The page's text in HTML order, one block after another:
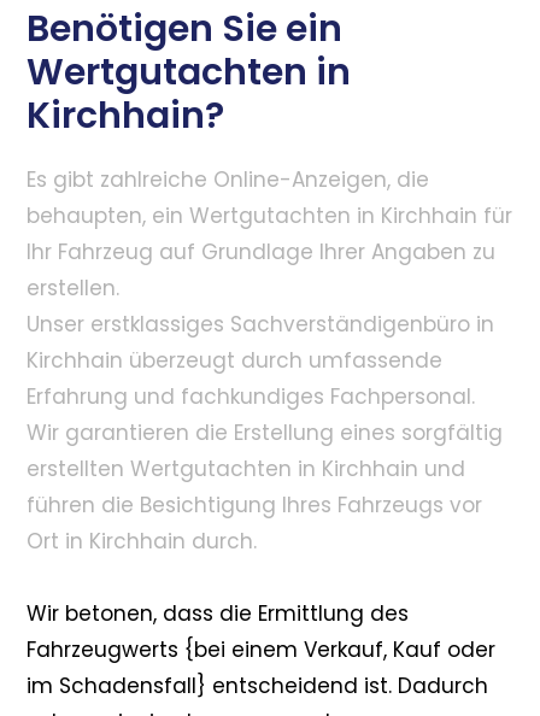
Benötigen Sie ein
Wertgutachten in
Kirchhain?
Es gibt zahlreiche Online-Anzeigen, die
behaupten, ein Wertgutachten in Kirchhain für
Ihr Fahrzeug auf Grundlage Ihrer Angaben zu
erstellen.
Unser erstklassiges Sachverständigenbüro in
Kirchhain überzeugt durch umfassende
Erfahrung und fachkundiges Fachpersonal.
Wir garantieren die Erstellung eines sorgfältig
erstellten Wertgutachten in Kirchhain und
führen die Besichtigung Ihres Fahrzeugs vor
Ort in Kirchhain durch.
Wir betonen, dass die Ermittlung des
Fahrzeugwerts {bei einem Verkauf, Kauf oder
im Schadensfall} entscheidend ist. Dadurch